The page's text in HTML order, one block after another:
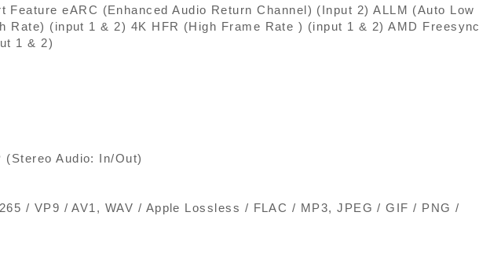
Feature eARC (Enhanced Audio Return Channel) (Input 2) ALLM (Auto Low
Rate) (input 1 & 2) 4K HFR (High Frame Rate ) (input 1 & 2) AMD Freesync
1 & 2)
(Stereo Audio: In/Out)
/ VP9 / AV1, WAV / Apple Lossless / FLAC / MP3, JPEG / GIF / PNG /